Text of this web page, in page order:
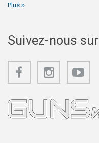
Plus
Suivez-nous sur